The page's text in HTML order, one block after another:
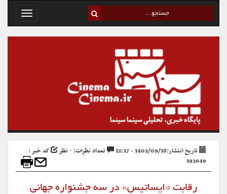
Toggle
تاریخ انتشار:1402/09/18 - 12:37 تعداد نظرات: ۰ نظر
کد خبر :
192646
رقابت «ایساتیس» در سه جشنواره جهانی